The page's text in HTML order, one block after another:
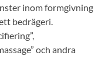
inom formgivning
bedrägeri.
och andra